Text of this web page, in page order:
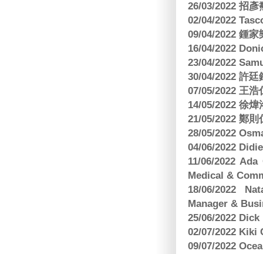
26/03/2022 招
02/04/2022
09/04/2022 鍾
16/04/2022
23/04/2022
30/04/2022 許
07/05/2022 王
14/05/2022 徐
21/05/2022 鄭
28/05/2022
04/06/2022
11/06/2022
Medical &
18/06/2022
Manager &
25/06/2022
02/07/2022 Kiki
09/07/2022